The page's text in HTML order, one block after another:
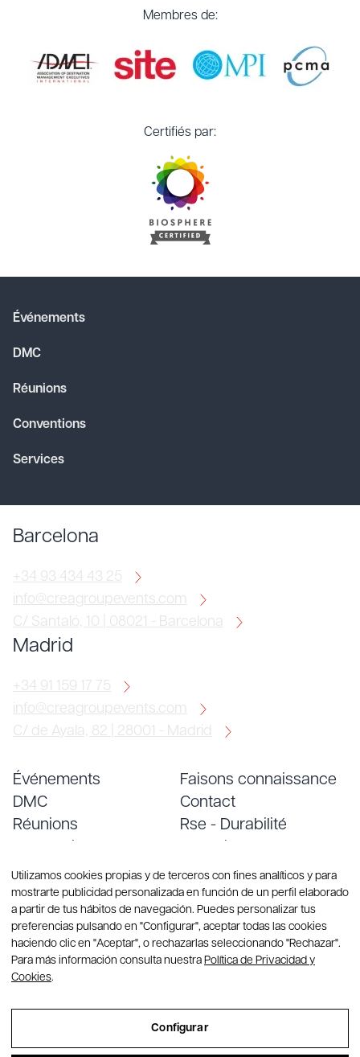
Membres de:
Certifiés par:
Événements
DMC
Réunions
Conventions
Services
Barcelona
+34 93 434 43 25
info@creagroupevents.com
C/ Santaló, 10 | 08021 - Barcelona
Madrid
+34 91 159 17 75
info@creagroupevents.com
C/ de Ayala, 82 | 28001 - Madrid
Événements
DMC
Réunions
Services
Faisons connaissance
Contact
Rse - Durabilité
Blog
Sitemap
Utilizamos cookies propias y de terceros con fines analíticos y para
mostrarte publicidad personalizada en función de un perfil elaborado
a partir de tus hábitos de navegación. Puedes personalizar tus
preferencias pulsando en "Configurar", aceptar todas las cookies
haciendo clic en "Aceptar", o rechazarlas seleccionando "Rechazar".
Para más información consulta nuestra Política de Privacidad y
Cookies.
Configurar